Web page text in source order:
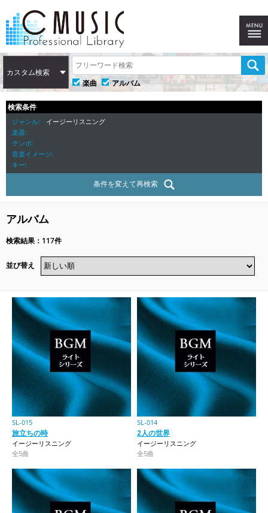
カスタム検索
楽曲
アルバム
検索条件
ジャンル
イージーリスニング
楽器
テンポ
音楽イメージ
キー
条件を変えて再検索
アルバム
検索結果：117件
並び替え
SL-015
旅立ちの時
イージーリスニング
全5曲
SL-014
2人の世界
イージーリスニング
全5曲